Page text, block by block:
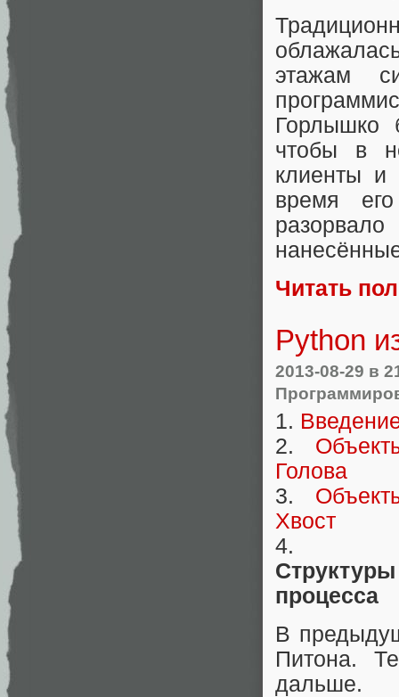
этажам
Горлышко
чтобы в
клиенты и
время
Читать
Python
2013-08-29 в
1.
2.
Голова
3.
Хвост
4.
Структуры
процесса
В
Питона.
дальше.